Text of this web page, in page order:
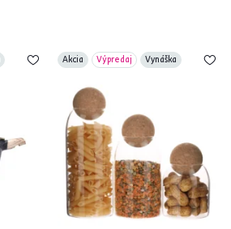
Akcia Výpredaj Vynáška